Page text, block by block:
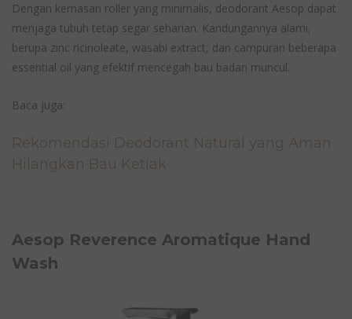
Dengan kemasan roller yang minimalis, deodorant Aesop dapat
menjaga tubuh tetap segar seharian. Kandungannya alami,
berupa zinc ricinoleate, wasabi extract, dan campuran beberapa
essential oil yang efektif mencegah bau badan muncul.
Baca juga:
Rekomendasi Deodorant Natural yang Aman
Hilangkan Bau Ketiak
Aesop Reverence Aromatique Hand
Wash